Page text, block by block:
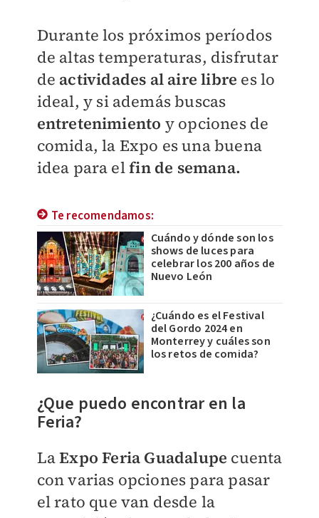
Durante los próximos períodos
de altas temperaturas, disfrutar
de actividades al aire libre es lo
ideal, y si además buscas
entretenimiento y opciones de
comida, la Expo es una buena
idea para elfin de semana.
Te recomendamos:
Cuándo y dónde son los
shows de luces para
celebrar los 200 años de
Nuevo León
¿Cuándo es el Festival
del Gordo 2024 en
Monterrey y cuáles son
los retos de comida?
¿Que puedo encontrar en la
Feria?
LaExpo Feria Guadalupe cuenta
con varias opciones para pasar
el rato que van desde la